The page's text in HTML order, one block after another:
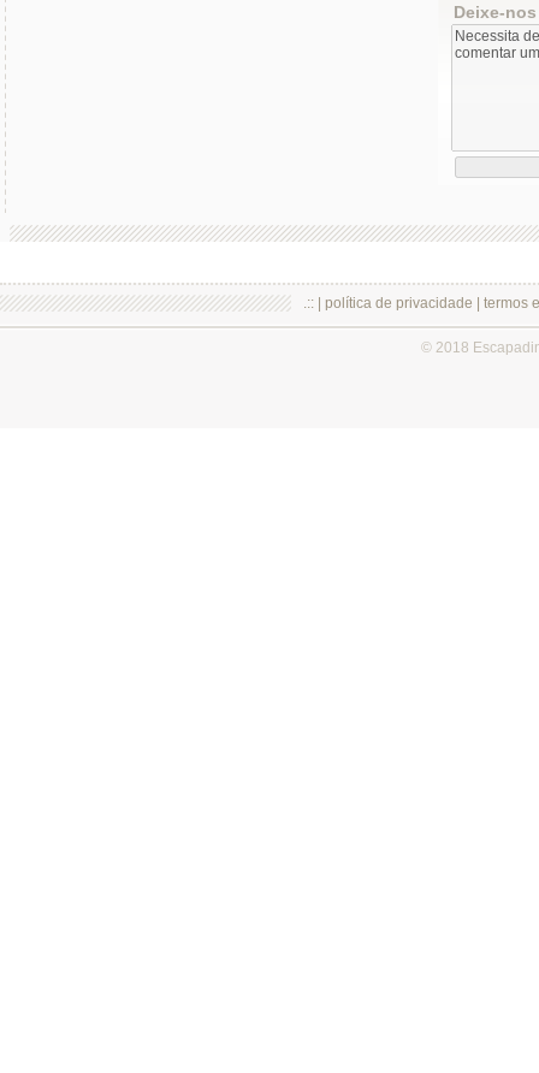
Deixe-
.:: | política de privacidade termos
© 2018